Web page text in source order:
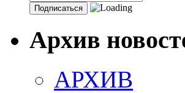
Архив
АРХИВ